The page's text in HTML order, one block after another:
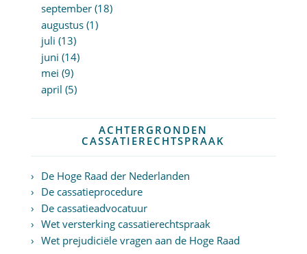
september (18)
augustus (1)
juli (13)
juni (14)
mei (9)
april (5)
ACHTERGRONDEN
CASSATIERECHTSPRAAK
De Hoge Raad der Nederlanden
De cassatieprocedure
De cassatieadvocatuur
Wet versterking cassatierechtspraak
Wet prejudiciële vragen aan de Hoge Raad